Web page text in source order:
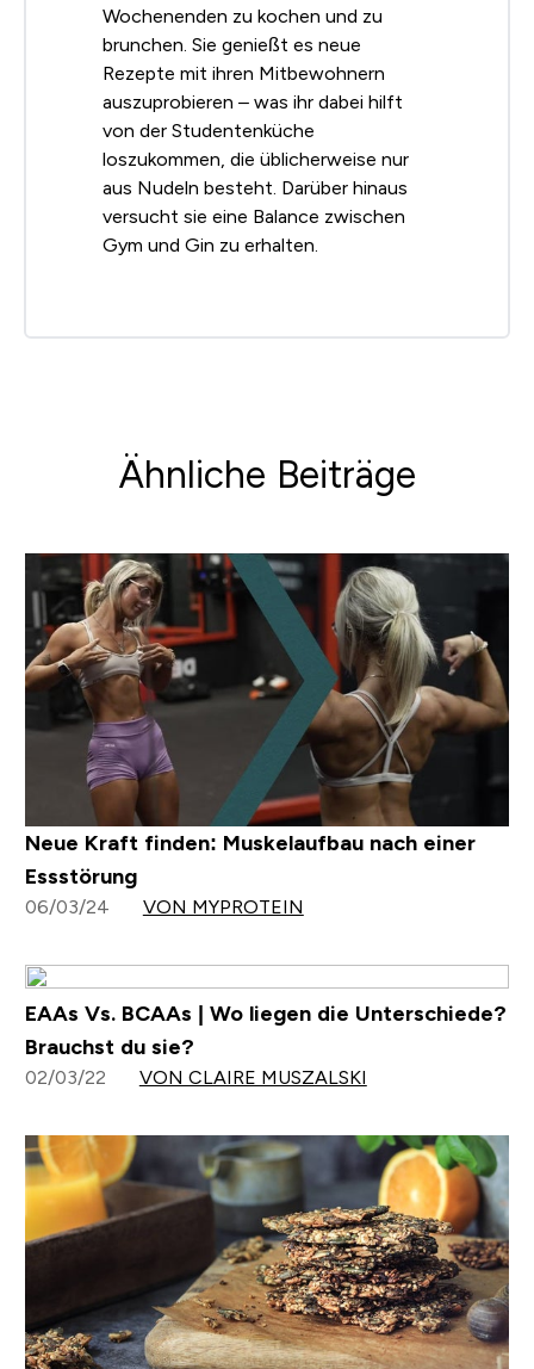
Wochenenden zu kochen und zu
brunchen. Sie genießt es neue
Rezepte mit ihren Mitbewohnern
auszuprobieren – was ihr dabei hilft
von der Studentenküche
loszukommen, die üblicherweise nur
aus Nudeln besteht. Darüber hinaus
versucht sie eine Balance zwischen
Gym und Gin zu erhalten.
Ähnliche Beiträge
Neue Kraft finden: Muskelaufbau nach einer
Essstörung
06/03/24 VON MYPROTEIN
EAAs Vs. BCAAs | Wo liegen die Unterschiede?
Brauchst du sie?
02/03/22 VON CLAIRE MUSZALSKI